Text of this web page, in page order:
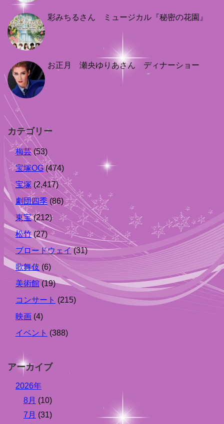
彩みちるさん ミュージカル『秘密の花園』
お正月 瀬央ゆりあさん ディナーショー
カテゴリー
梅芸(53)
宝塚OG(474)
宝塚 (2,417)
劇団四季 (86)
東宝(212)
松竹(27)
ブロードウェイ(31)
歌舞伎 (6)
美術館 (19)
コンサート (215)
映画 (4)
イベント (388)
アーカイブ
2026年
8月 (10)
7月 (31)